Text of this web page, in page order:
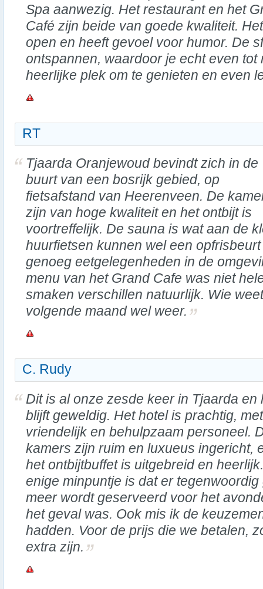
Spa aanwezig. Het restaurant en het
Café zijn beide van goede kwaliteit.
open en heeft gevoel voor humor. De
ontspannen, waardoor je echt even tot
heerlijke plek om te genieten en even
RT
Tjaarda Oranjewoud bevindt zich in de
buurt van een bosrijk gebied, op
fietsafstand van Heerenveen. De
zijn van hoge kwaliteit en het ontbijt is
voortreffelijk. De sauna is wat aan de
huurfietsen kunnen wel een
genoeg eetgelegenheden in de
menu van het Grand Cafe was niet
smaken verschillen natuurlijk. Wie
volgende maand wel weer.
C. Rudy
Dit is al onze zesde keer in Tjaarda en
blijft geweldig. Het hotel is prachtig, met
vriendelijk en behulpzaam personeel.
kamers zijn ruim en luxueus ingericht,
het ontbijtbuffet is uitgebreid en
enige minpuntje is dat er
meer wordt geserveerd voor het
het geval was. Ook mis ik de
hadden. Voor de prijs die we betalen,
extra zijn.